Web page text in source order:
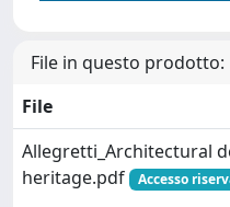
File in questo prodotto:
File
Allegretti_Architectural
heritage.pdf
Accesso